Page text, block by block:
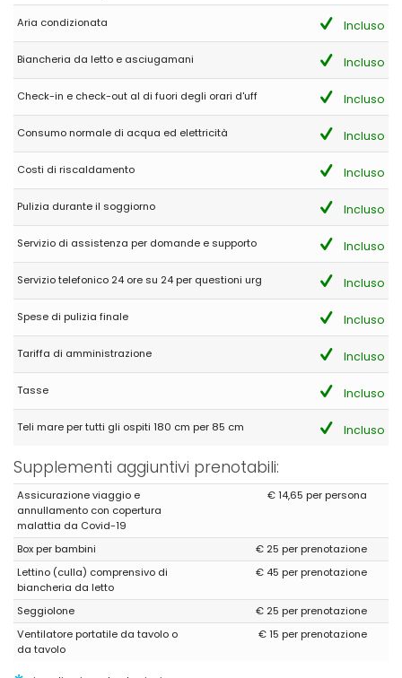
Aria condizionata Incluso
Biancheria da letto e asciugamani Incluso
Check-in e check-out al di fuori degli orari d'uff Incluso
Consumo normale di acqua ed elettricità Incluso
Costi di riscaldamento Incluso
Pulizia durante il soggiorno Incluso
Servizio di assistenza per domande e supporto Incluso
Servizio telefonico 24 ore su 24 per questioni urg Incluso
Spese di pulizia finale Incluso
Tariffa di amministrazione Incluso
Tasse Incluso
Teli mare per tutti gli ospiti 180 cm per 85 cm Incluso
Supplementi aggiuntivi prenotabili:
Assicurazione viaggio e
annullamento con copertura
malattia da Covid-19
€ 14,65 per persona
Box per bambini
€ 25 per prenotazione
Lettino (culla) comprensivo di
biancheria da letto
€ 45 per prenotazione
Seggiolone
€ 25 per prenotazione
Ventilatore portatile da tavolo o
da tavolo
€ 15 per prenotazione